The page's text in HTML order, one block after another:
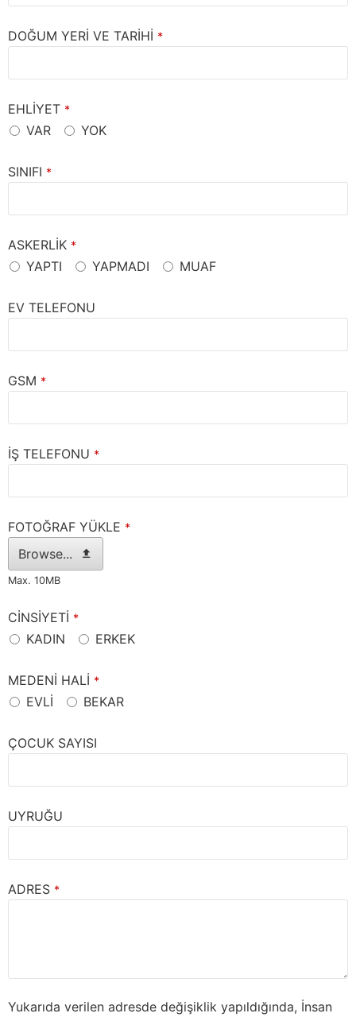
DOĞUM YERİ VE TARİHİ *
EHLİYET *
VAR YOK
SINIFI *
ASKERLİK *
YAPTI YAPMADI MUAF
EV TELEFONU
GSM *
İŞ TELEFONU *
FOTOĞRAF YÜKLE *
Browse...
Max. 10MB
CİNSİYETİ *
KADIN ERKEK
MEDENİ HALİ *
EVLİ BEKAR
ÇOCUK SAYISI
UYRUĞU
ADRES *
Yukarıda verilen adresde değişiklik yapıldığında, İnsan